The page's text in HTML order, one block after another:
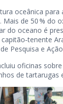
oceânica para
Mais de 50 % do
do oceano é
Pesquisa e
oficinas
de tartarugas